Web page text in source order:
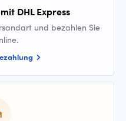
DHL Express
und bezahlen Sie